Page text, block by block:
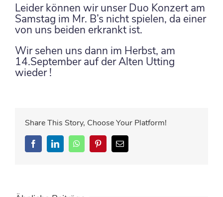
Leider können wir unser Duo Konzert am
Samstag im Mr. B’s nicht spielen, da einer
von uns beiden erkrankt ist.
Wir sehen uns dann im Herbst, am
14.September auf der Alten Utting
wieder !
Share This Story, Choose Your Platform!
FacebookLinkedInWhatsAppPinterestE-
Mail